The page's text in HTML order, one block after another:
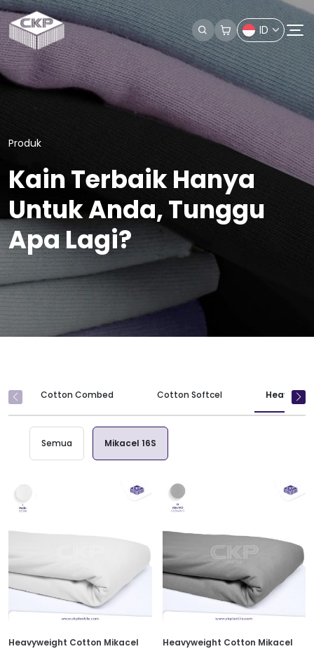
ID
Produk
Kain Terbaik Hanya
Untuk Anda, Tunggu
Apa Lagi?
Cotton Combed Cotton Softcel Heavy
Semua Mikacel 16S
Heavyweight Cotton Mikacel
Heavyweight Cotton Mikacel